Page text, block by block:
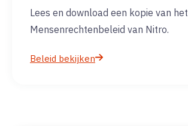
Lees en download een kopie van het
Mensenrechtenbeleid van Nitro.
Beleid bekijken